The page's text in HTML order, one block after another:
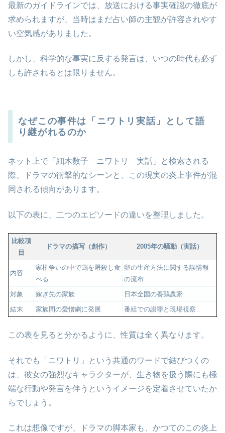
最新のガイドラインでは、放送における事実確認の徹底が
求められますが、当時はまだ占い師の主観が許容されやす
い空気感がありました。
しかし、科学的な事実に反する発言は、いつの時代も必ず
しも許されるとは限りません。
なぜこの事件は「ニワトリ実話」として語
り継がれるのか
ネット上で「細木数子 ニワトリ 実話」と検索される
際、ドラマの衝撃的なシーンと、この現実の炎上事件が混
同される傾向があります。
以下の表に、二つのエピソードの違いを整理しました。
比較項
目
ドラマの描写（創作） 2005年の騒動（実話）
内容
家権争いの中で鶏を屠殺し食
べる
卵の生産方法に関する誤情報
の流布
対象
嫁ぎ先の家族
日本全国の養鶏農家
結末
家族間の愛憎劇に発展 番組での謝罪と現場視察
この表を見ると分かるように、性質は全く異なります。
それでも「ニワトリ」という共通のワードで結びつくの
は、彼女の強烈なキャラクターが、生き物を扱う際にも極
端な行動や発言を伴うというイメージを定着させていたか
らでしょう。
これは想像ですが、ドラマの脚本家も、かつてのこの炎上